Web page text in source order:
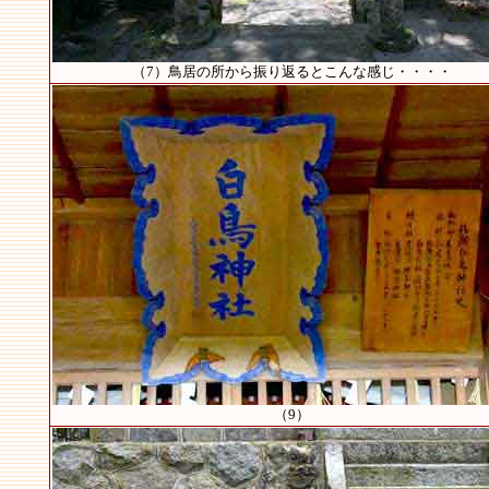
（7）鳥居の所から振り返るとこんな感じ・・・・
（9）